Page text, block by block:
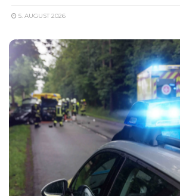
5. AUGUST 2026